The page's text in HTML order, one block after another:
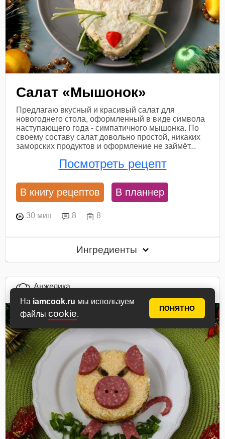
На iamcook.ru мы используем
файлы cookie.
ПОНЯТНО
Салат «Мышонок»
Предлагаю вкусный и красивый салат для
новогоднего стола, оформленный в виде символа
наступающего года - симпатичного мышонка. По
своему составу салат довольно простой, никаких
заморских продуктов и оформление не займёт...
Посмотреть рецепт
В книгу рецептов В планнер
30 мин 8 8
Ингредиенты
Анжелика